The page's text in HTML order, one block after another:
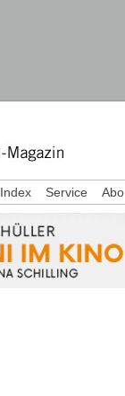
Index Service Abo